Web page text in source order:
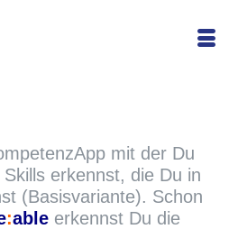
mit der Du
erkennst, die Du in
(Basisvariante). Schon
:able erkennst Du die